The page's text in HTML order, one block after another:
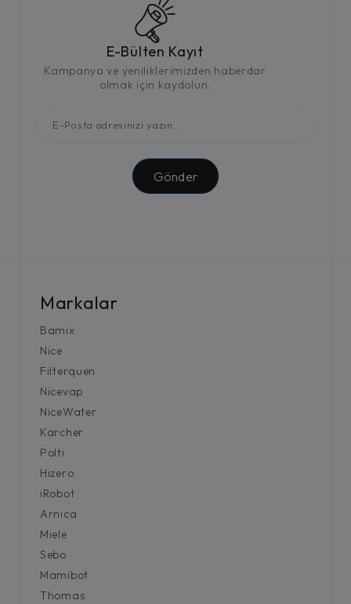
E-Bülten Kayıt
Kampanya ve yeniliklerimizden haberdar
olmak için kaydolun.
Gönder
Markalar
Bamix
Nice
Filterquen
Nicevap
NiceWater
Karcher
Polti
Hizero
iRobot
Arnica
Miele
Sebo
Mamibot
Thomas